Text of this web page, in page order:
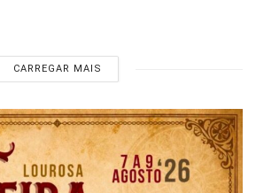
CARREGAR MAIS